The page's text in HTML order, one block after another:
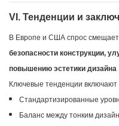
VI. Тенденции и
В Европе и США спрос
безопасности конструкции,
повышению эстетики дизайна
Ключевые тенденции включают
Стандартизированные
Баланс между тонким